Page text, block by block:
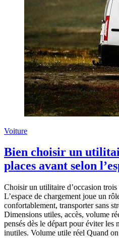
Voiture
Bien choisir un
places avant selon
Choisir un utilitaire d’occasion
L’espace de chargement joue un
confortablement, transporter sans
Dimensions utiles, accès, volume
pensés dès le départ pour éviter les
inutiles. Volume utile réel Quand